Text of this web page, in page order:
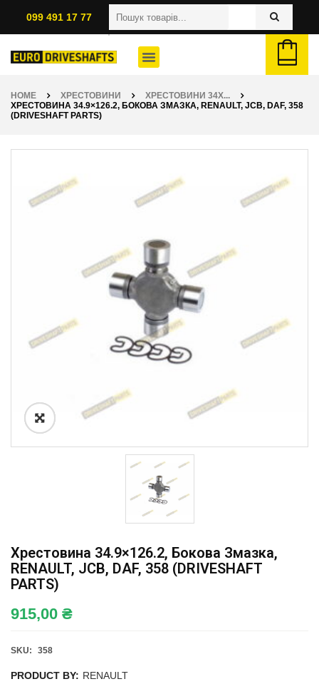
099 491 17 77
HOME ХРЕСТОВИНИ
ХРЕСТОВИНИ 34X...
ХРЕСТОВИНА 34.9×126.2, БОКОВА ЗМАЗКА, RENAULT, JCB, DAF, 358
(DRIVESHAFT PARTS)
Хрестовина 34.9×126.2, Бокова Змазка,
RENAULT, JCB, DAF, 358 (DRIVESHAFT
PARTS)
915,00 ₴
SKU: 358
PRODUCT BY: RENAULT